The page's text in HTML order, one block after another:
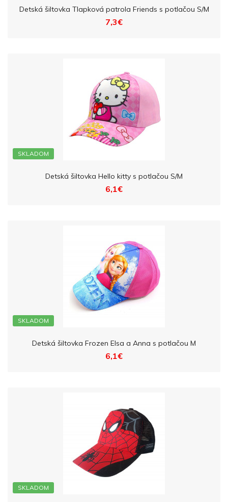
Detská šiltovka Tlapková patrola Friends s potlačou S/M
7,3€
SKLADOM
Detská šiltovka Hello kitty s potlačou S/M
6,1€
SKLADOM
Detská šiltovka Frozen Elsa a Anna s potlačou M
6,1€
SKLADOM